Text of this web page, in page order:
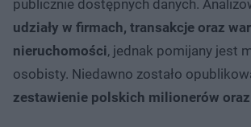
publicznie dostępnych danych.
udziały w firmach, transakcje oraz
nieruchomości, jednak pomijany jest
osobisty. Niedawno zostało
zestawienie polskich milionerów